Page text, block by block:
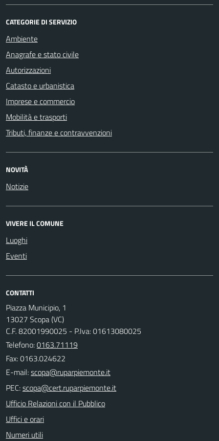
CATEGORIE DI SERVIZIO
Ambiente
Anagrafe e stato civile
Autorizzazioni
Catasto e urbanistica
Imprese e commercio
Mobilità e trasporti
Tributi, finanze e contravvenzioni
NOVITÀ
Notizie
VIVERE IL COMUNE
Luoghi
Eventi
CONTATTI
Piazza Municipio, 1
13027 Scopa (VC)
C.F. 82001990025 - P.Iva: 01613080025
Telefono:0163.71119
Fax: 0163.024622
E-mail:
PEC:
Ufficio Relazioni con il Pubblico
Uffici e orari
Numeri utili